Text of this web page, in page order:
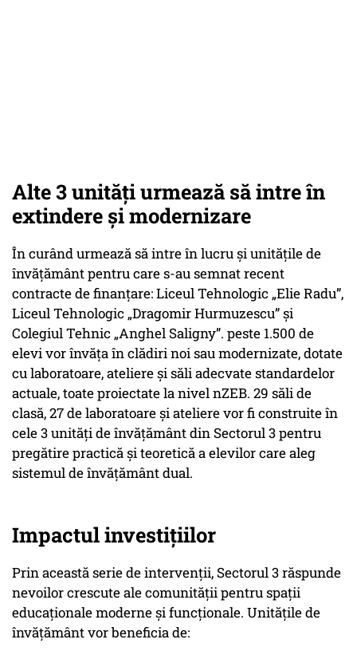
Alte 3 unități urmează să intre în
extindere și modernizare
În curând urmează să intre în lucru și unitățile de
învățământ pentru care s-au semnat recent
contracte de finanțare: Liceul Tehnologic „Elie Radu”,
Liceul Tehnologic „Dragomir Hurmuzescu” și
Colegiul Tehnic „Anghel Saligny”. peste 1.500 de
elevi vor învăța în clădiri noi sau modernizate, dotate
cu laboratoare, ateliere și săli adecvate standardelor
actuale, toate proiectate la nivel nZEB. 29 săli de
clasă, 27 de laboratoare și ateliere vor fi construite în
cele 3 unități de învățământ din Sectorul 3 pentru
pregătire practică și teoretică a elevilor care aleg
sistemul de învățământ dual.
Impactul investițiilor
Prin această serie de intervenții, Sectorul 3 răspunde
nevoilor crescute ale comunității pentru spații
educaționale moderne și funcționale. Unitățile de
învățământ vor beneficia de: